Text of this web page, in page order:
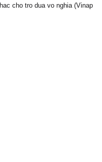
cho tro dua vo nghia (Vinap